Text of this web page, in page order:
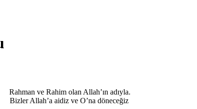
Rahman ve Rahim olan Allah’ın adıyla.
Bizler Allah’a aidiz ve O’na döneceğiz